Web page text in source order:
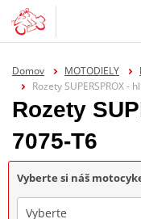
Domov MOTODIELY
Rozety SUPERSPROX -
Rozety
7075-T6
Vyberte si náš
Vyberte